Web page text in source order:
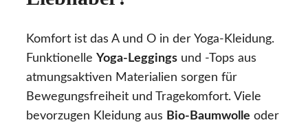
Komfort ist das A und O in der Yoga-Kleidung.
Funktionelle Yoga-Leggings und -Tops aus
atmungsaktiven Materialien sorgen für
Bewegungsfreiheit und Tragekomfort. Viele
bevorzugen Kleidung aus Bio-Baumwolle oder